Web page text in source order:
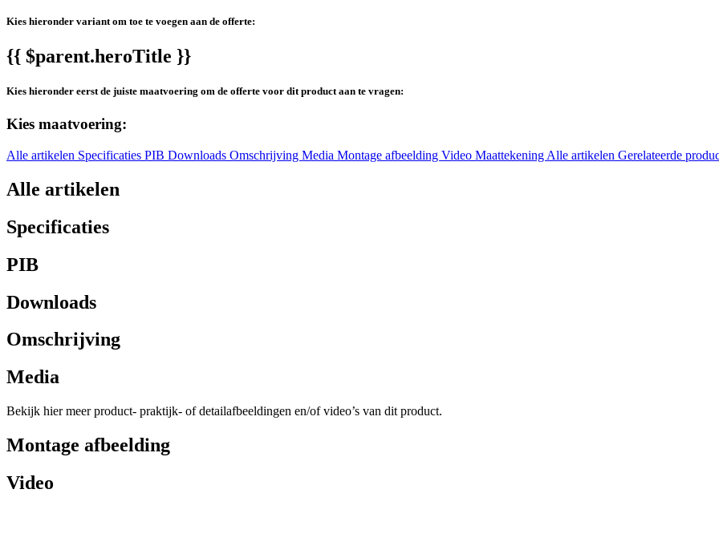
Kies hieronder variant om toe te voegen aan de offerte:
{{ $parent.heroTitle }}
Kies hieronder eerst de juiste maatvoering om de offerte voor dit product aan te vragen:
Kies maatvoering:
Alle artikelen Specificaties PIB Downloads Omschrijving Media Montage afbeelding Video Maattekening Alle artikelen Gerelateerde
Alle artikelen
Specificaties
PIB
Downloads
Omschrijving
Media
Bekijk hier meer product- praktijk- of detailafbeeldingen en/of video’s van dit product.
Montage afbeelding
Video